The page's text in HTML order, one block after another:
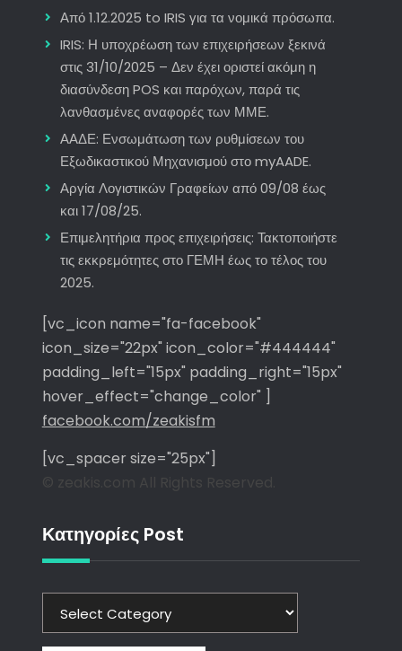
Από 1.12.2025 to IRIS για τα νομικά πρόσωπα.
IRIS: Η υποχρέωση των επιχειρήσεων ξεκινά
στις 31/10/2025 – Δεν έχει οριστεί ακόμη η
διασύνδεση POS και παρόχων, παρά τις
λανθασμένες αναφορές των ΜΜΕ.
ΑΑΔΕ: Ενσωμάτωση των ρυθμίσεων του
Εξωδικαστικού Μηχανισμού στο myAADE.
Αργία Λογιστικών Γραφείων από 09/08 έως
και 17/08/25.
Επιμελητήρια προς επιχειρήσεις: Τακτοποιήστε
τις εκκρεμότητες στο ΓΕΜΗ έως το τέλος του
2025.
[vc_icon name="fa-facebook"
icon_size="22px" icon_color="#444444"
padding_left="15px" padding_right="15px"
hover_effect="change_color" ]
facebook.com/zeakisfm
[vc_spacer size="25px"]
© zeakis.com All Rights Reserved.
Κατηγορίες Post
Κατηγορίες
Post